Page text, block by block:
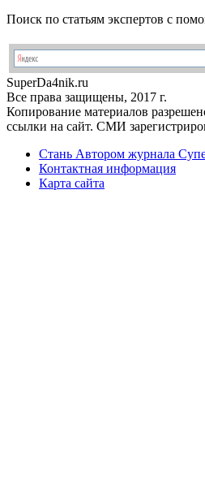
Поиск по статьям экспертов с
SuperDa4nik.ru
Все права защищены, 2017 г.
Копирование материалов
ссылки на сайт. СМИ
Стань Автором журнала
Контактная информация
Карта сайта